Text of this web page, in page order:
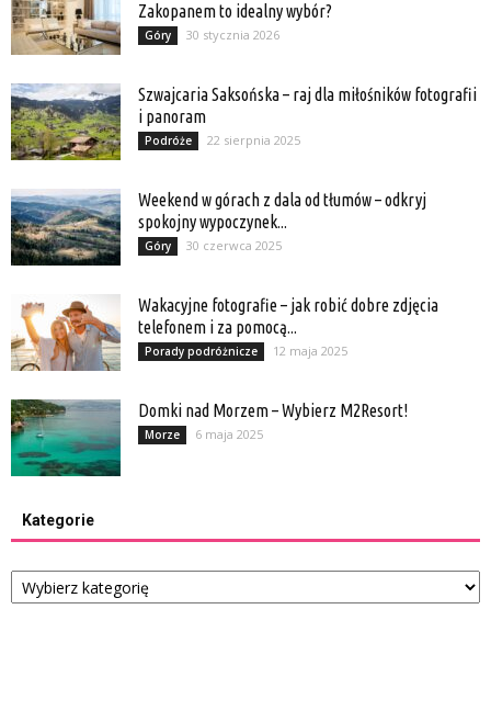
Zakopanem to idealny wybór?
Góry 30 stycznia 2026
Szwajcaria Saksońska – raj dla miłośników fotografii
i panoram
Podróże 22 sierpnia 2025
Weekend w górach z dala od tłumów – odkryj
spokojny wypoczynek...
Góry 30 czerwca 2025
Wakacyjne fotografie – jak robić dobre zdjęcia
telefonem i za pomocą...
Porady podróżnicze 12 maja 2025
Domki nad Morzem – Wybierz M2Resort!
Morze 6 maja 2025
Kategorie
Kategorie